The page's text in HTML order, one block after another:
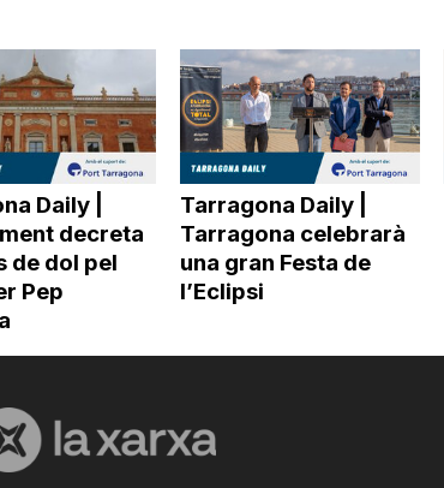
Daily |
decreta
de dol pel
Pep
Tarragona Daily |
Tarragona celebrarà
una gran Festa de
l’Eclipsi